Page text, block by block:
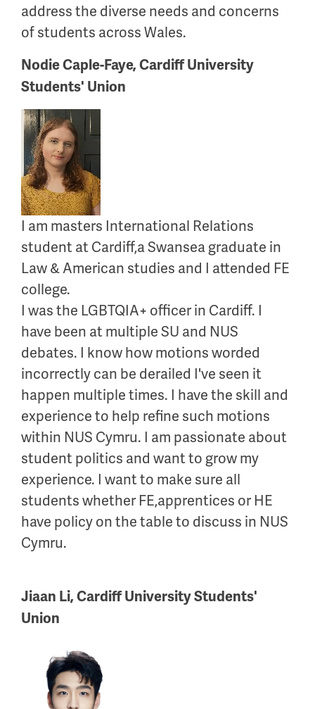
address the diverse needs and concerns
of students across Wales.
Nodie Caple-Faye, Cardiff University
Students' Union
I am masters International Relations
student at Cardiff,a Swansea graduate in
Law & American studies and I attended FE
college.
I was the LGBTQIA+ officer in Cardiff. I
have been at multiple SU and NUS
debates. I know how motions worded
incorrectly can be derailed I've seen it
happen multiple times. I have the skill and
experience to help refine such motions
within NUS Cymru. I am passionate about
student politics and want to grow my
experience. I want to make sure all
students whether FE,apprentices or HE
have policy on the table to discuss in NUS
Cymru.
Jiaan Li, Cardiff University Students'
Union